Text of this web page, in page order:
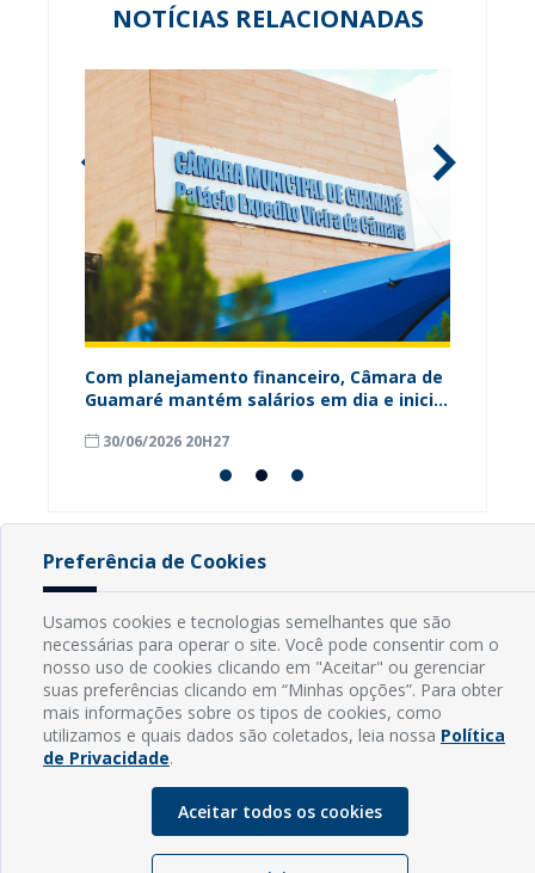
NOTÍCIAS RELACIONADAS
Com planejamento financeiro, Câmara de
Guamaré mantém salários em dia e inicia
30/06/2026 20H27
INFORMAÇÕES
Endereço: Rua Capitão Vicente de Brito, S/N - Centro
CEP: 59598-000 - Guamaré - RN
Contato: (84) 3525-2032
E-mail: diretoria@guamare.rn.leg.br
Horário: Segunda a sexta-feira, das 8h às 12h
Preferência de Cookies
Usamos cookies e tecnologias semelhantes que são
necessárias para operar o site. Você pode consentir com o
nosso uso de cookies clicando em "Aceitar" ou gerenciar
suas preferências clicando em “Minhas opções”. Para obter
mais informações sobre os tipos de cookies, como
utilizamos e quais dados são coletados, leia nossa Política
de Privacidade.
Aceitar todos os cookies